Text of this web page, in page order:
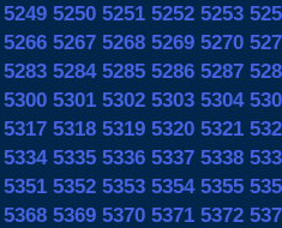
5249 5250 5251 5252 5253
5266 5267 5268 5269 5270
5283 5284 5285 5286 5287
5300 5301 5302 5303 5304
5317 5318 5319 5320 5321
5334 5335 5336 5337 5338
5351 5352 5353 5354 5355
5368 5369 5370 5371 5372